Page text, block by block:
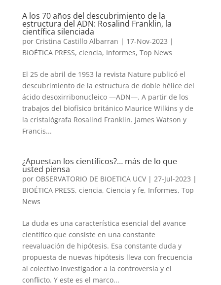
A los 70 años del descubrimiento de la
estructura del ADN: Rosalind Franklin, la
científica silenciada
por Cristina Castillo Albarran | 17-Nov-2023 |
BIOÉTICA PRESS, ciencia, Informes, Top News
El 25 de abril de 1953 la revista Nature publicó el
descubrimiento de la estructura de doble hélice del
ácido desoxirribonucleico —ADN—. A partir de los
trabajos del biofísico británico Maurice Wilkins y de
la cristalógrafa Rosalind Franklin. James Watson y
Francis...
¿Apuestan los científicos?… más de lo que
usted piensa
por OBSERVATORIO DE BIOETICA UCV| 27-Jul-2023 |
BIOÉTICA PRESS, ciencia, Ciencia y fe, Informes, Top
News
La duda es una característica esencial del avance
científico que consiste en una constante
reevaluación de hipótesis. Esa constante duda y
propuesta de nuevas hipótesis lleva con frecuencia
al colectivo investigador a la controversia y el
conflicto. Y este es el marco...